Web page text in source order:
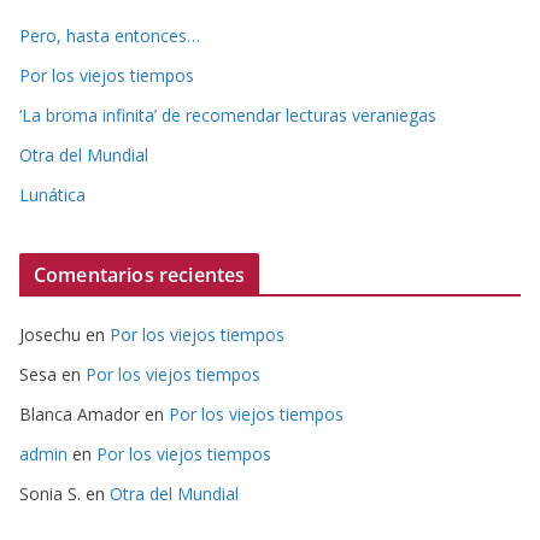
Pero, hasta entonces…
Por los viejos tiempos
‘La broma infinita’ de recomendar lecturas veraniegas
Otra del Mundial
Lunática
Comentarios recientes
Josechu en Por los viejos tiempos
Sesa en Por los viejos tiempos
Blanca Amador en Por los viejos tiempos
admin en Por los viejos tiempos
Sonia S. en Otra del Mundial